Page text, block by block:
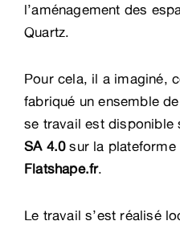
l’aménagement des
Quartz.
Pour cela, il a imaginé,
fabriqué un ensemble
se travail est disponible
SA 4.0sur la plateforme
Flatshape.fr.
Le travail s’est réalisé